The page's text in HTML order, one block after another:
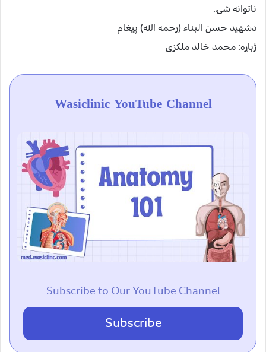
ناتوانه شۍ.
دشهید حسن البناء (رحمه الله) پیغام
ژباړه: محمد خالد ملکزی
Wasiclinic YouTube Channel
Subscribe to Our YouTube Channel
Subscribe